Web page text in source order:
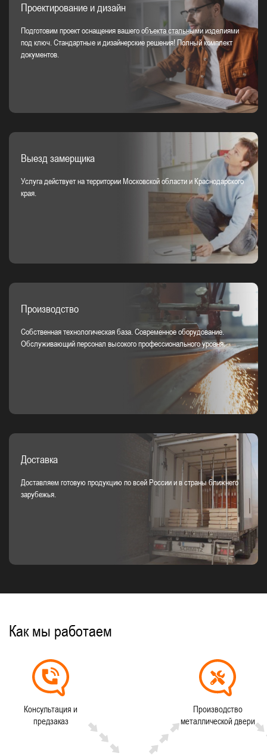
Проектирование и дизайн
Подготовим проект оснащения вашего объекта стальными изделиями
под ключ. Стандартные и дизайнерские решения! Полный комплект
документов.
Выезд замерщика
Услуга действует на территории Московской области и Краснодарского
края.
Производство
Собственная технологическая база. Современное оборудование.
Обслуживающий персонал высокого профессионального уровня.
Доставка
Доставляем готовую продукцию по всей России и в страны ближнего
зарубежья.
Как мы работаем
Консультация и
предзаказ
Производство
металлической двери